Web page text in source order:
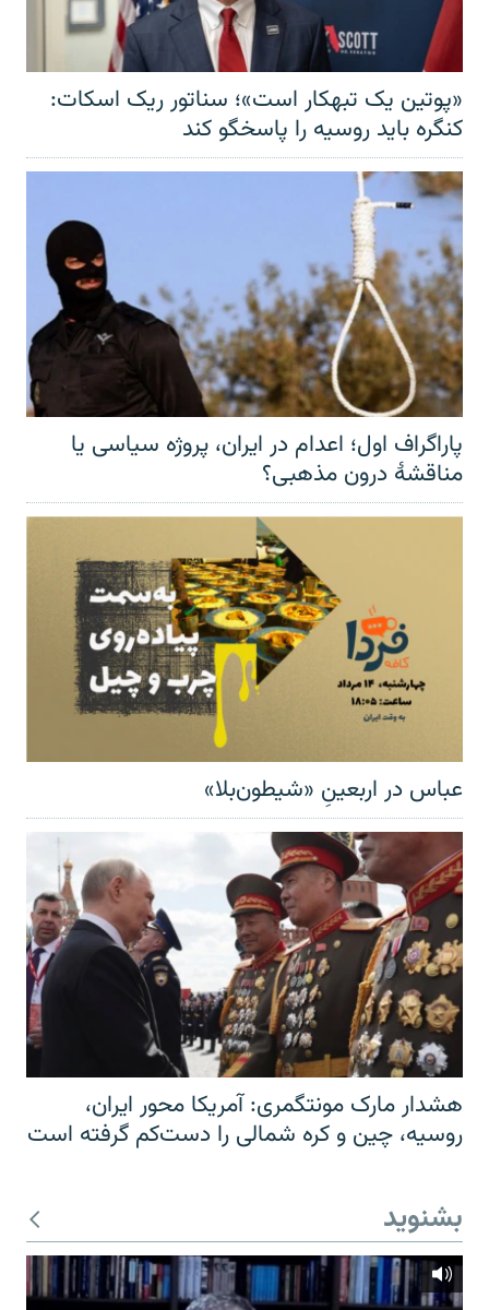
«پوتین یک تبهکار است»؛ سناتور ریک اسکات:
کنگره باید روسیه را پاسخگو کند
پاراگراف اول؛ اعدام در ایران، پروژه سیاسی یا
مناقشهٔ درون مذهبی؟
عباس در اربعینِ «شیطون‌بلا»
هشدار مارک مونتگمری: آمریکا محور ایران،
روسیه، چین و کره شمالی را دست‌کم گرفته است
بشنوید